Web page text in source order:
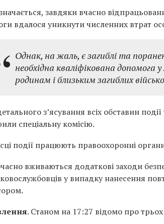
завдяки вчасно
вдалося уникнути численних втрат
Однак, на жаль, є загиблі та
необхідна кваліфікована
родинам і близьким загиблих
з’ясування всіх обставин
спеціальну комісію.
події працюють правоохоронні
вживаються додаткові заходи
у випадку нанесення
. Станом на 17:27 відомо про